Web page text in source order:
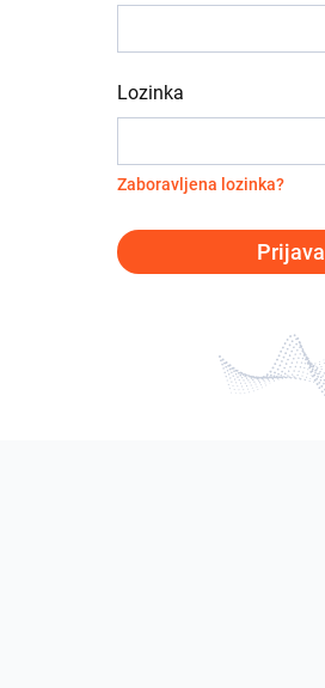
Lozinka
Zaboravljena lozinka?
Prijava